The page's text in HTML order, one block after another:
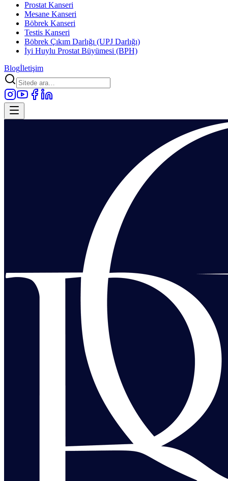
Prostat Kanseri
Mesane Kanseri
Böbrek Kanseri
Testis Kanseri
Böbrek Çıkım Darlığı (UPJ Darlığı)
İyi Huylu Prostat Büyümesi (BPH)
Blogİletişim